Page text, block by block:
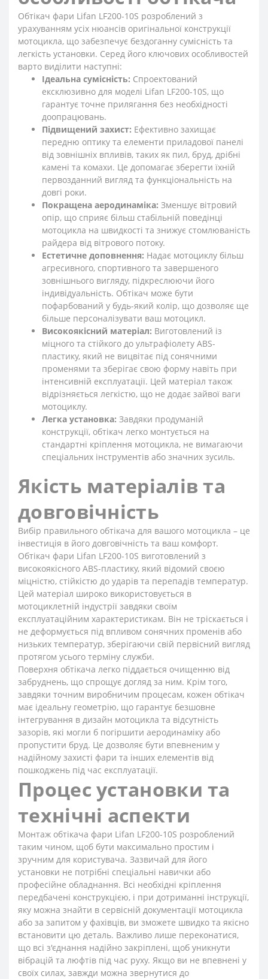
Обтікач фари Lifan LF200-10S розроблений з
урахуванням усіх нюансів оригінальної конструкції
мотоцикла, що забезпечує бездоганну сумісність та
легкість установки. Серед його ключових особливостей
варто виділити наступні:
Ідеальна сумісність: Спроектований
ексклюзивно для моделі Lifan LF200-10S, що
гарантує точне прилягання без необхідності
доопрацювань.
Підвищений захист: Ефективно захищає
передню оптику та елементи приладової панелі
від зовнішніх впливів, таких як пил, бруд, дрібні
камені та комахи. Це допомагає зберегти їхній
первозданний вигляд та функціональність на
довгі роки.
Покращена аеродинаміка: Зменшує вітровий
опір, що сприяє більш стабільній поведінці
мотоцикла на швидкості та знижує стомлюваність
райдера від вітрового потоку.
Естетичне доповнення: Надає мотоциклу більш
агресивного, спортивного та завершеного
зовнішнього вигляду, підкреслюючи його
індивідуальність. Обтікач може бути
пофарбований у будь-який колір, що дозволяє ще
більше персоналізувати ваш мотоцикл.
Високоякісний матеріал: Виготовлений із
міцного та стійкого до ультрафіолету ABS-
пластику, який не вицвітає під сонячними
променями та зберігає свою форму навіть при
інтенсивній експлуатації. Цей матеріал також
відрізняється легкістю, що не додає зайвої ваги
мотоциклу.
Легка установка: Завдяки продуманій
конструкції, обтікач легко монтується на
стандартні кріплення мотоцикла, не вимагаючи
спеціальних інструментів або значних зусиль.
Якість матеріалів та
довговічність
Вибір правильного обтікача для вашого мотоцикла – це
інвестиція в його довговічність та ваш комфорт.
Обтікач фари Lifan LF200-10S виготовлений з
високоякісного ABS-пластику, який відомий своєю
міцністю, стійкістю до ударів та перепадів температур.
Цей матеріал широко використовується в
мотоциклетній індустрії завдяки своїм
експлуатаційним характеристикам. Він не тріскається і
не деформується під впливом сонячних променів або
низьких температур, зберігаючи свій первісний вигляд
протягом усього терміну служби.
Поверхня обтікача легко піддається очищенню від
забруднень, що спрощує догляд за ним. Крім того,
завдяки точним виробничим процесам, кожен обтікач
має ідеальну геометрію, що гарантує безшовне
інтегрування в дизайн мотоцикла та відсутність
зазорів, які могли б погіршити аеродинаміку або
пропустити бруд. Це дозволяє бути впевненим у
надійному захисті фари та інших елементів від
пошкоджень під час експлуатації.
Процес установки та
технічні аспекти
Монтаж обтікача фари Lifan LF200-10S розроблений
таким чином, щоб бути максимально простим і
зручним для користувача. Зазвичай для його
установки не потрібні спеціальні навички або
професійне обладнання. Всі необхідні кріплення
передбачені конструкцією, і при дотриманні інструкції,
яку можна знайти в сервісній документації мотоцикла
або за запитом у фахівців, ви зможете швидко та якісно
встановити цю деталь. Важливо лише переконатися,
що всі з'єднання надійно закріплені, щоб уникнути
вібрацій та люфтів під час руху. Якщо ви не впевнені у
своїх силах, завжди можна звернутися до